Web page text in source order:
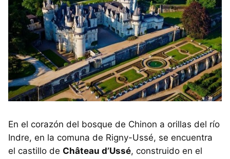
En el corazón del bosque de Chinon a orillas del río
Indre, en la comuna de Rigny-Ussé, se encuentra
el castillo de Château d’Ussé, construido en el